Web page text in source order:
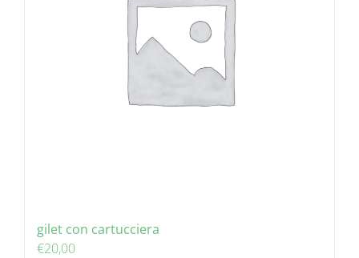
gilet con cartucciera
€20,00